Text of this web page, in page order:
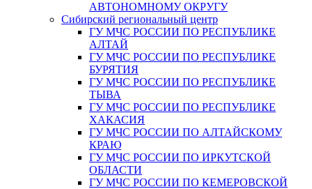
АВТОНОМНОМУ ОКРУГУ
Сибирский региональный центр
ГУ МЧС РОССИИ ПО РЕСПУБЛИКЕ
АЛТАЙ
ГУ МЧС РОССИИ ПО РЕСПУБЛИКЕ
БУРЯТИЯ
ГУ МЧС РОССИИ ПО РЕСПУБЛИКЕ
ТЫВА
ГУ МЧС РОССИИ ПО РЕСПУБЛИКЕ
ХАКАСИЯ
ГУ МЧС РОССИИ ПО АЛТАЙСКОМУ
КРАЮ
ГУ МЧС РОССИИ ПО ИРКУТСКОЙ
ОБЛАСТИ
ГУ МЧС РОССИИ ПО КЕМЕРОВСКОЙ